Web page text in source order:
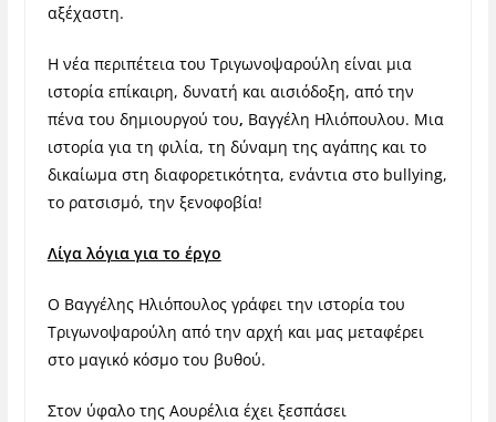
αξέχαστη.
Η νέα περιπέτεια του Τριγωνοψαρούλη είναι μια
ιστορία επίκαιρη, δυνατή και αισιόδοξη, από την
πένα του δημιουργού του, Βαγγέλη Ηλιόπουλου. Μια
ιστορία για τη φιλία, τη δύναμη της αγάπης και το
δικαίωμα στη διαφορετικότητα, ενάντια στο bullying,
το ρατσισμό, την ξενοφοβία!
Λίγα λόγια για το έργο
Ο Βαγγέλης Ηλιόπουλος γράφει την ιστορία του
Τριγωνοψαρούλη από την αρχή και μας μεταφέρει
στο μαγικό κόσμο του βυθού.
Στον ύφαλο της Αουρέλια έχει ξεσπάσει